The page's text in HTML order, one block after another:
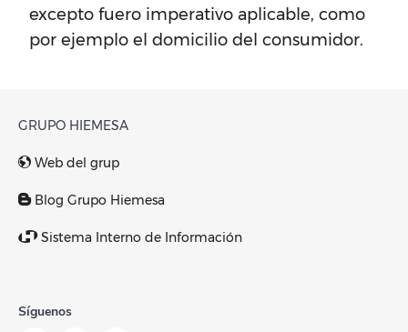
excepto fuero imperativo aplicable, como
por ejemplo el domicilio del consumidor.
GRUPO HIEMESA
Web del grup
Blog Grupo Hiemesa
Sistema Interno de Información
Síguenos